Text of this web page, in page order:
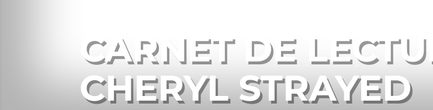
CARNET DE
CHERYL STRAYED